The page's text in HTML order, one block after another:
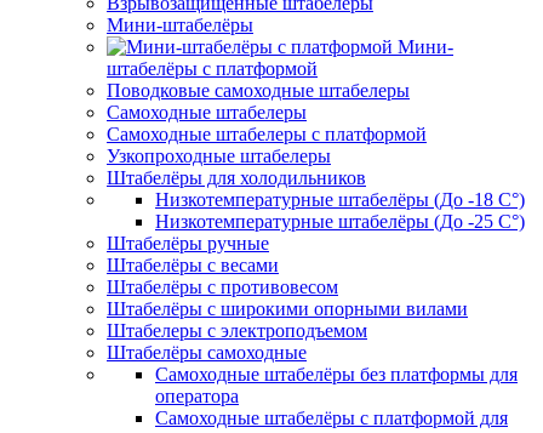
Мини-штабелёры
Мини-
штабелёры с платформой
Поводковые самоходные штабелеры
Самоходные штабелеры
Самоходные штабелеры с платформой
Узкопроходные штабелеры
Штабелёры для холодильников
Низкотемпературные штабелёры (До -18 C°)
Низкотемпературные штабелёры (До -25 C°)
Штабелёры ручные
Штабелёры с весами
Штабелёры с противовесом
Штабелёры с широкими опорными вилами
Штабелеры с электроподъемом
Штабелёры самоходные
Самоходные штабелёры без платформы для
оператора
Самоходные штабелёры с платформой для